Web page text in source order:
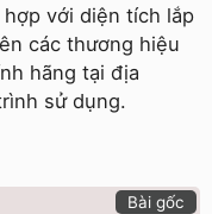
với diện tích lắp
các thương hiệu
hãng tại địa
sử dụng.
Bài gốc